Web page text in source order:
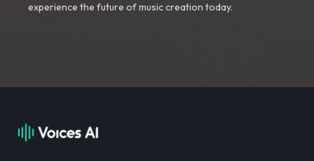
experience the future of music creation today.